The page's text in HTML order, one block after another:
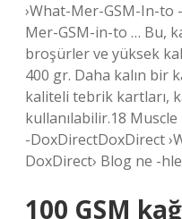
›What-Mer-GSM-In-to
Mer-GSM-in-to … Bu,
broşürler ve yüksek
400 gr. Daha kalın bir
kaliteli tebrik kartları,
kullanılabilir.18 Muscle
-DoxDirectDoxDirect
DoxDirect› Blog ne -
100 GSM